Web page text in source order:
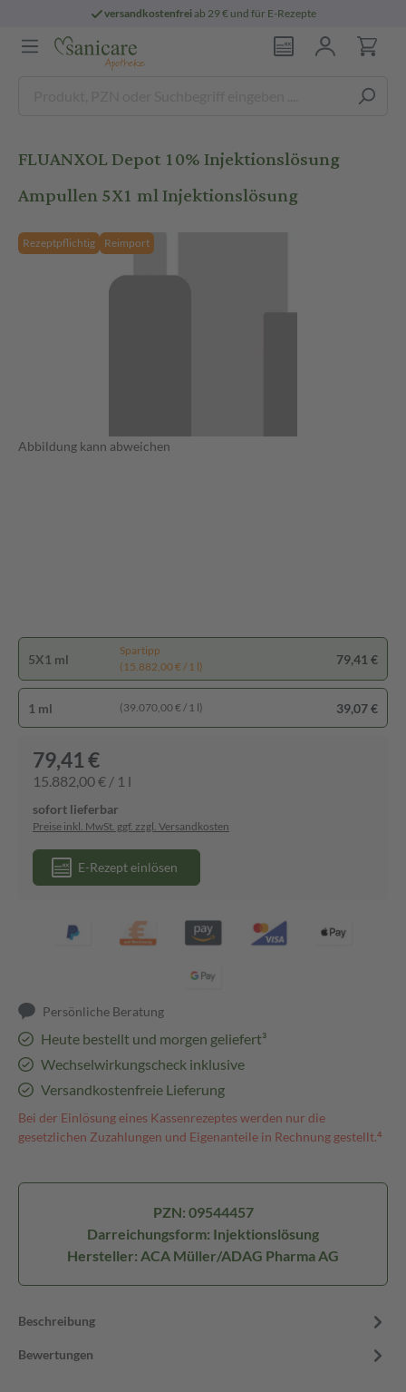
versandkostenfreiab 29 € und für E-Rezepte
FLUANXOL Depot 10% Injektionslösung
Ampullen 5X1 ml Injektionslösung
Rezeptpflichtig Reimport
Abbildung kann abweichen
5X1 ml
Spartipp
(15.882,00 € / 1 l)
79,41 €
1 ml (39.070,00 € / 1 l) 39,07 €
79,41 €
15.882,00 € / 1 l
sofort lieferbar
Preise inkl. MwSt. ggf. zzgl. Versandkosten
E-Rezept einlösen
Persönliche Beratung
Heute bestellt und morgen geliefert³
Wechselwirkungscheck inklusive
Versandkostenfreie Lieferung
Bei der Einlösung eines Kassenrezeptes werden nur die
gesetzlichen Zuzahlungen und Eigenanteile in Rechnung gestellt.⁴
PZN: 09544457
Darreichungsform: Injektionslösung
Hersteller: ACA Müller/ADAG Pharma AG
Beschreibung
Bewertungen